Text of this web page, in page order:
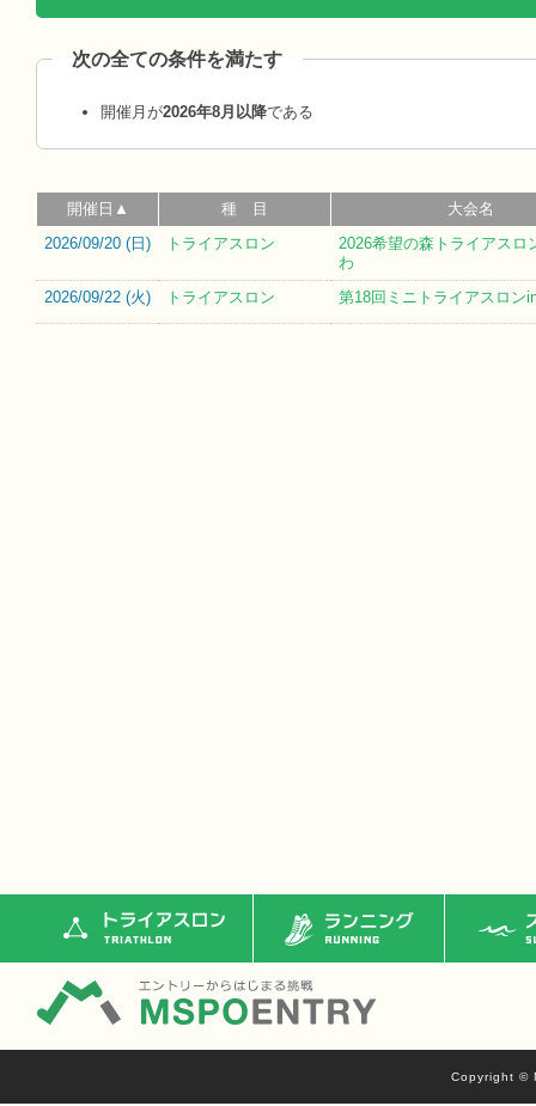
次の全ての条件を満たす
開催月が2026年8月以降である
開催日▲ 種 目
大会名
2026/09/20 (日 ) トライアスロン
2026希望の森トライアスロ
わ
2026/09/22 (火) トライアスロン 第18回ミニトライアスロン
トライアスロン ランニング ス
Copyright ©